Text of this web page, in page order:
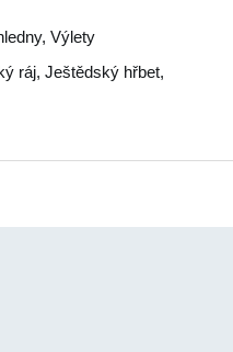
Výlety
ráj, Ještědský hřbet,